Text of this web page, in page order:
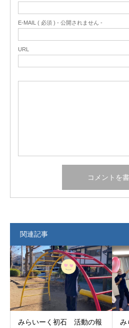
E-MAIL ( 必須 ) - 公開されません -
URL
関連記事
みらいーく初石 活動の報
み